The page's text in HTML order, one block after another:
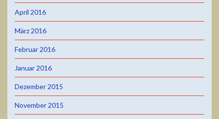
April 2016
März 2016
Februar 2016
Januar 2016
Dezember 2015
November 2015